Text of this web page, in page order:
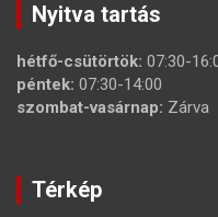
Nyitva tartás
hétfő-csütörtök: 07:30-
péntek: 07:30-14:00
szombat-vasárnap: Zárva
Térkép